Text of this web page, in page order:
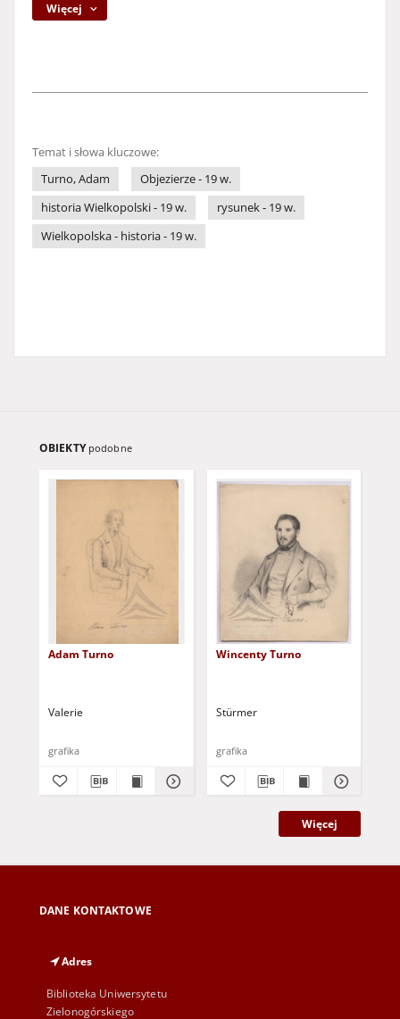
Więcej
Temat i słowa kluczowe:
Turno, Adam
Objezierze - 19 w.
historia Wielkopolski - 19 w.
rysunek - 19 w.
Wielkopolska - historia - 19 w.
OBIEKTY podobne
Adam Turno
Valerie
grafika
Wincenty Turno
Stürmer
grafika
Więcej
DANE KONTAKTOWE
Adres
Biblioteka Uniwersytetu
Zielonogórskiego